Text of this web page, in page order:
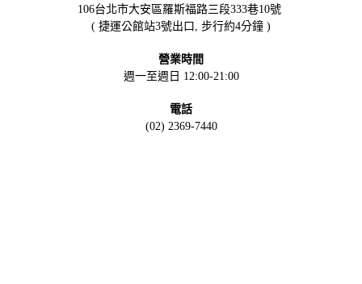
106台北市大安區羅斯福路三段333巷10號
( 捷運公館站3號出口, 步行約4分鐘 )
營業時間
週一至週日 12:00-21:00
電話
(02) 2369-7440